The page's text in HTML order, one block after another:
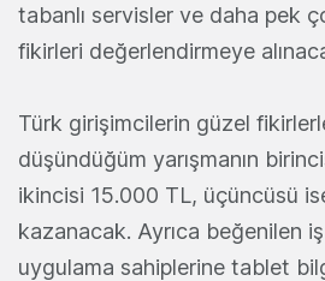
tabanlı servisler ve daha pek
fikirleri değerlendirmeye
Türk girişimcilerin güzel
düşündüğüm yarışmanın
ikincisi 15.000 TL, üçüncüsü
kazanacak. Ayrıca beğenilen
uygulama sahiplerine tablet